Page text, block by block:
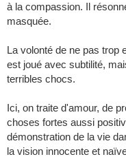
à la compassion. Il
masquée.
La volonté de ne pas trop
est joué avec subtilité,
terribles chocs.
Ici, on traite d'amour, de
choses fortes aussi
démonstration de la vie
la vision innocente et